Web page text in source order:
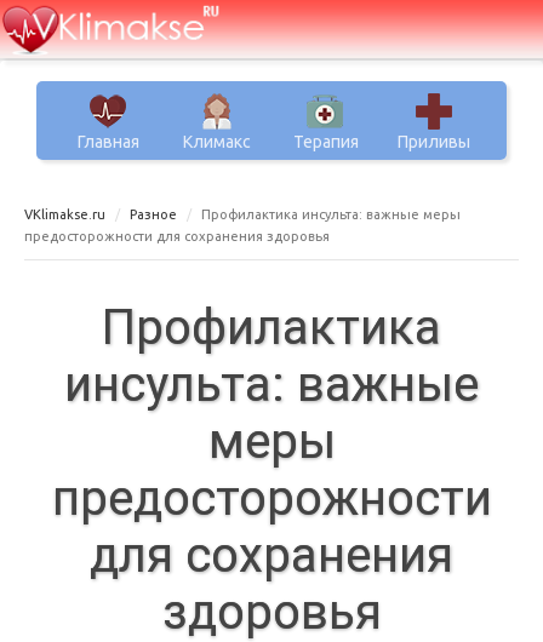
Главная Климакс Терапия Приливы
VKlimakse.ru Разное
Профилактика инсульта: важные меры
предосторожности для сохранения здоровья
Профилактика
инсульта: важные
меры
предосторожности
для сохранения
здоровья